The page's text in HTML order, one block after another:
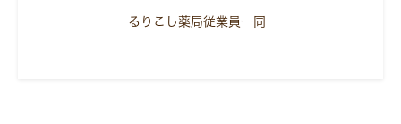
るりこし薬局従業員一同